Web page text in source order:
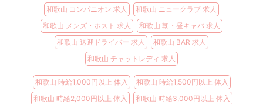
和歌山 コンパニオン 求人
和歌山 ニュークラブ 求人
和歌山 メンズ・ホスト 求人
和歌山 朝・昼キャバ 求人
和歌山 送迎ドライバー 求人
和歌山 BAR 求人
和歌山 チャットレディ 求人
和歌山 時給1,000円以上 体入
和歌山 時給1,500円以上 体入
和歌山 時給2,000円以上 体入
和歌山 時給3,000円以上 体入